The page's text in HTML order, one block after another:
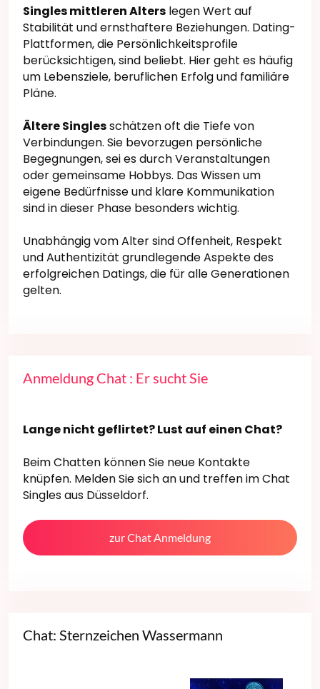
Singles mittleren Alters legen Wert auf
Stabilität und ernsthaftere Beziehungen. Dating-
Plattformen, die Persönlichkeitsprofile
berücksichtigen, sind beliebt. Hier geht es häufig
um Lebensziele, beruflichen Erfolg und familiäre
Pläne.
Ältere Singlesschätzen oft die Tiefe von
Verbindungen. Sie bevorzugen persönliche
Begegnungen, sei es durch Veranstaltungen
oder gemeinsame Hobbys. Das Wissen um
eigene Bedürfnisse und klare Kommunikation
sind in dieser Phase besonders wichtig.
Unabhängig vom Alter sind Offenheit, Respekt
und Authentizität grundlegende Aspekte des
erfolgreichen Datings, die für alle Generationen
gelten.
Anmeldung Chat : Er sucht Sie
Lange nicht geflirtet? Lust auf einen Chat?
Beim Chatten können Sie neue Kontakte
knüpfen. Melden Sie sich an und treffen im Chat
Singles aus Düsseldorf.
zur Chat Anmeldung
Chat: Sternzeichen Wassermann